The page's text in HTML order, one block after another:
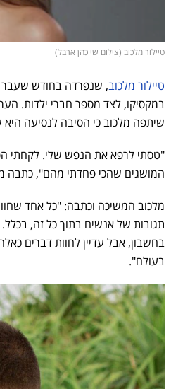
טיילור מלכוב (צילום שי כהן ארבל)
טיילור מלכוב, שנפרדה בחודש שעבר
במקסיקו, לצד מספר חברי ילדות.
שיתפה מלכוב כי הסיבה לנסיעה
"טסתי לרפא את הנפש שלי. לקחתי
המושגים שהכי פחדתי מהם", כתבה
מלכוב המשיכה וכתבה: "כל אחד
תגובות של אנשים בתוך כל זה,
בחשבון, אבל עדיין לחוות דברים
בעולם".